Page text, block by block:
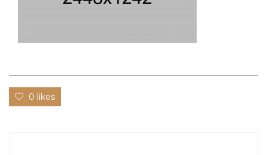
0 likes